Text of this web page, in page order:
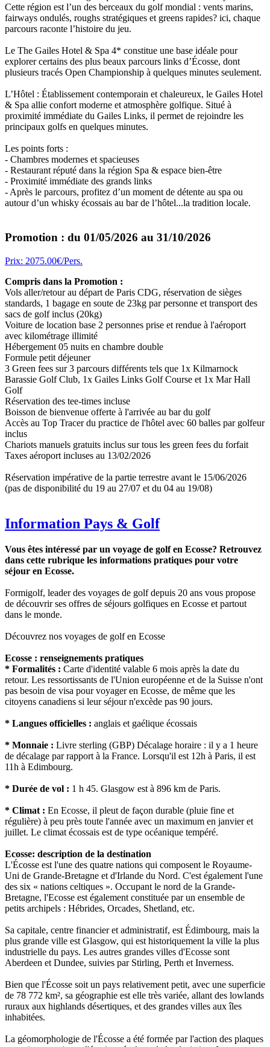
Cette région est l’un des berceaux du golf mondial : vents marins,
fairways ondulés, roughs stratégiques et greens rapides? ici, chaque
parcours raconte l’histoire du jeu.
Le The Gailes Hotel & Spa 4* constitue une base idéale pour
explorer certains des plus beaux parcours links d’Écosse, dont
plusieurs tracés Open Championship à quelques minutes seulement.
L’Hôtel : Établissement contemporain et chaleureux, le Gailes Hotel
& Spa allie confort moderne et atmosphère golfique. Situé à
proximité immédiate du Gailes Links, il permet de rejoindre les
principaux golfs en quelques minutes.
Les points forts :
- Chambres modernes et spacieuses
- Restaurant réputé dans la région Spa & espace bien-être
- Proximité immédiate des grands links
- Après le parcours, profitez d’un moment de détente au spa ou
autour d’un whisky écossais au bar de l’hôtel...la tradition locale.
Promotion : du 01/05/2026 au 31/10/2026
Prix: 2075.00€/Pers.
Compris dans la Promotion :
Vols aller/retour au départ de Paris CDG, réservation de sièges
standards, 1 bagage en soute de 23kg par personne et transport des
sacs de golf inclus (20kg)
Voiture de location base 2 personnes prise et rendue à l'aéroport
avec kilométrage illimité
Hébergement 05 nuits en chambre double
Formule petit déjeuner
3 Green fees sur 3 parcours différents tels que 1x Kilmarnock
Barassie Golf Club, 1x Gailes Links Golf Course et 1x Mar Hall
Golf
Réservation des tee-times incluse
Boisson de bienvenue offerte à l'arrivée au bar du golf
Accès au Top Tracer du practice de l'hôtel avec 60 balles par golfeur
inclus
Chariots manuels gratuits inclus sur tous les green fees du forfait
Taxes aéroport incluses au 13/02/2026
Réservation impérative de la partie terrestre avant le 15/06/2026
(pas de disponibilité du 19 au 27/07 et du 04 au 19/08)
Information Pays & Golf
Vous êtes intéressé par un voyage de golf en Ecosse? Retrouvez
dans cette rubrique les informations pratiques pour votre
séjour en Ecosse.
Formigolf, leader des voyages de golf depuis 20 ans vous propose
de découvrir ses offres de séjours golfiques en Ecosse et partout
dans le monde.
Découvrez nos voyages de golf en Ecosse
Ecosse : renseignements pratiques
* Formalités : Carte d'identité valable 6 mois après la date du
retour. Les ressortissants de l'Union européenne et de la Suisse n'ont
pas besoin de visa pour voyager en Ecosse, de même que les
citoyens canadiens si leur séjour n'excède pas 90 jours.
* Langues officielles : anglais et gaélique écossais
* Monnaie : Livre sterling (GBP) Décalage horaire : il y a 1 heure
de décalage par rapport à la France. Lorsqu'il est 12h à Paris, il est
11h à Edimbourg.
* Durée de vol : 1 h 45. Glasgow est à 896 km de Paris.
* Climat : En Ecosse, il pleut de façon durable (pluie fine et
régulière) à peu près toute l'année avec un maximum en janvier et
juillet. Le climat écossais est de type océanique tempéré.
Ecosse: description de la destination
L'Écosse est l'une des quatre nations qui composent le Royaume-
Uni de Grande-Bretagne et d'Irlande du Nord. C'est également l'une
des six « nations celtiques ». Occupant le nord de la Grande-
Bretagne, l'Ecosse est également constituée par un ensemble de
petits archipels : Hébrides, Orcades, Shetland, etc.
Sa capitale, centre financier et administratif, est Édimbourg, mais la
plus grande ville est Glasgow, qui est historiquement la ville la plus
industrielle du pays. Les autres grandes villes d'Ecosse sont
Aberdeen et Dundee, suivies par Stirling, Perth et Inverness.
Bien que l'Écosse soit un pays relativement petit, avec une superficie
de 78 772 km², sa géographie est elle très variée, allant des lowlands
ruraux aux highlands désertiques, et des grandes villes aux îles
inhabitées.
La géomorphologie de l'Écosse a été formée par l'action des plaques